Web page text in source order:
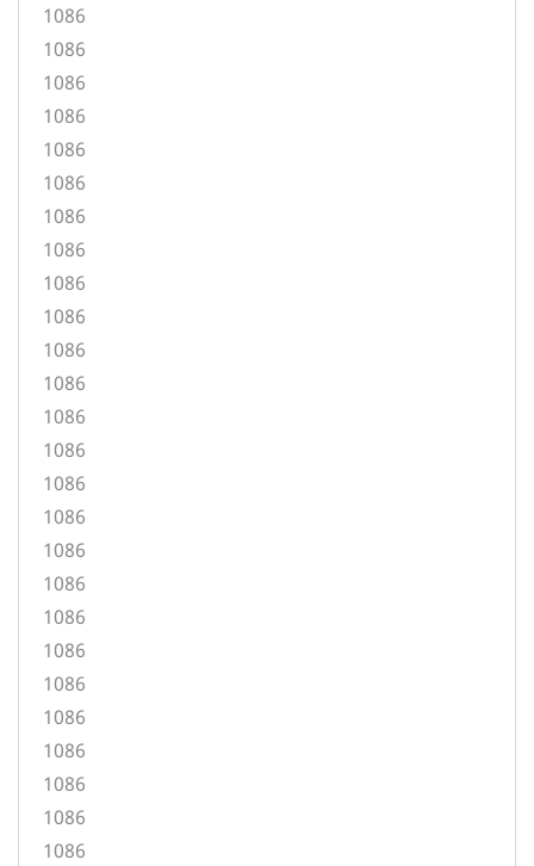
1086
1086
1086
1086
1086
1086
1086
1086
1086
1086
1086
1086
1086
1086
1086
1086
1086
1086
1086
1086
1086
1086
1086
1086
1086
1086